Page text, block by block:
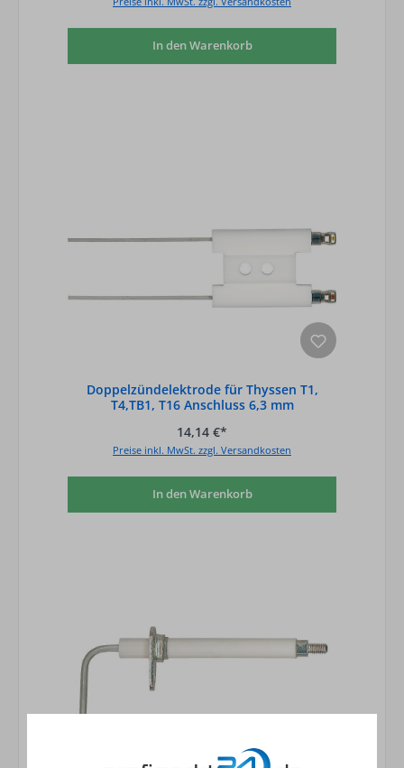
In den Warenkorb
Doppelzündelektrode für Thyssen T1,
T4,TB1, T16 Anschluss 6,3 mm
14,14 €*
Preise inkl. MwSt. zzgl. Versandkosten
In den Warenkorb